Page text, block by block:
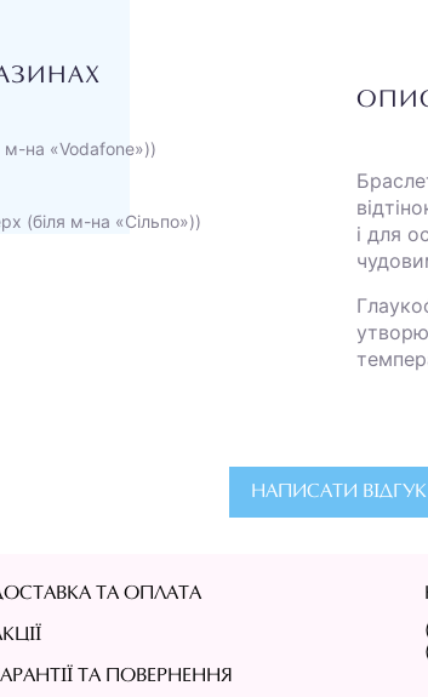
м-на «Vodafone»))
(біля м-на «Сільпо»))
і для
НАПИСАТИ ВІДГУК
ТА ОПЛАТА
ГАРАНТІЇ ТА ПОВЕРНЕННЯ